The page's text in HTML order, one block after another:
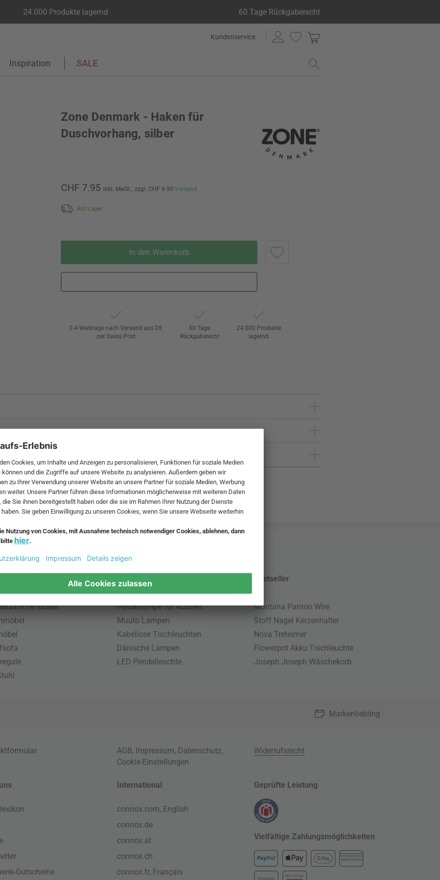
24.000 Produkte lagernd 60 Tage Rückgaberecht
Kundenservice
Inspiration SALE
Zone Denmark - Haken für
Duschvorhang, silber
CHF 7.95 inkl. MwSt., zzgl. CHF 9.90 Versand
Auf Lager
In den Warenkorb
2-4 Werktage nach Versand aus DE
per Swiss Post
60 Tage
Rückgaberecht
24.000 Produkte
lagernd
und zzgl.
Möbel
Beliebte Leuchten
Pendellampe für Aussen
Muuto Lampen
Kabellose Tischleuchten
Dänische Lampen
LED Pendelleuchte
Bestseller
Montana Panton Wire
Stoff Nagel Kerzenhalter
Nova Treteimer
Flowerpot Akku Tischleuchte
Joseph Joseph Wäschekorb
Markenliebling
AGB, Impressum, Datenschutz,
Cookie-Einstellungen
Widerrufsrecht
Gutscheine
International
connox.com, English
connox.de
connox.at
connox.ch
connox.fr, Français
Geprüfte Leistung
Vielfältige Zahlungsmöglichkeiten
KREDITKARTE
VORKASSE
RECHNUNG